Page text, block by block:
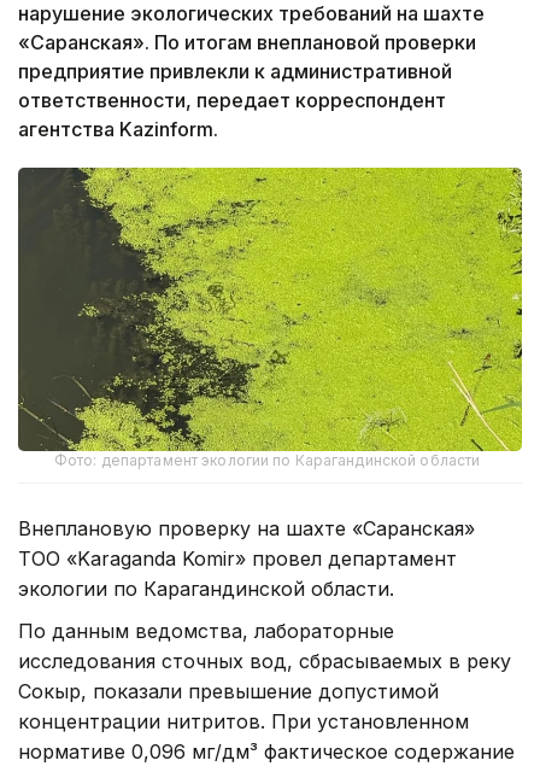
нарушение экологических требований на шахте
«Саранская». По итогам внеплановой проверки
предприятие привлекли к административной
ответственности, передает корреспондент
агентства Kazinform.
Фото: департамент экологии по Карагандинской области
Внеплановую проверку на шахте «Саранская»
ТОО «Karaganda Komir» провел департамент
экологии по Карагандинской области.
По данным ведомства, лабораторные
исследования сточных вод, сбрасываемых в реку
Сокыр, показали превышение допустимой
концентрации нитритов. При установленном
нормативе 0,096 мг/дм³ фактическое содержание